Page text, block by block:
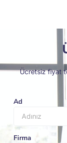
Ücretsiz fiyat
Ad
Firma